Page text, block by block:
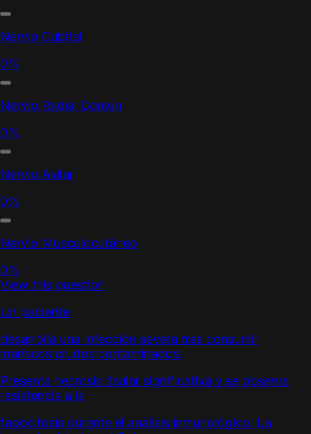
Nervio Cubital
0%
Nervio Radial Común
0%
Nervio Axilar
0%
Nervio Musculocutáneo
0%
View this question
Un paciente
desarrolla una infección severa tras consumir
mariscos crudos contaminados.
Presenta necrosis tisular significativa y se observa
resistencia a la
fagocitosis durante el análisis inmunológico. La